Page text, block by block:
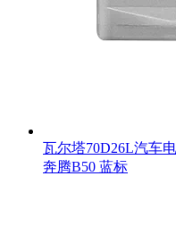
瓦尔塔70D26L汽车
奔腾B50 蓝标